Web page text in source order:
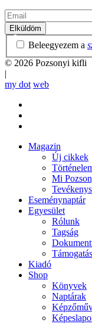
Email
Adatvédelmi
irányelvek
Beleegyezem a
© 2026 Pozsonyi kifli
|
my dot web
Magazin
Új cikkek
Mi
Eseménynaptár
Egyesület
Rólunk
Tagság
Támogatás
Kiadó
Shop
Könyvek
Naptárak